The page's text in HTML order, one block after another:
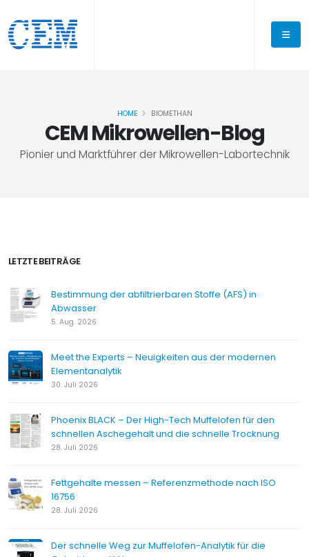
CEM Mikrowellen-Blog
Pionier und Marktführer der Mikrowellen-Labortechnik
HOME BIOMETHAN
LETZTE BEITRÄGE
Bestimmung der abfiltrierbaren Stoffe (AFS) in
Abwasser
5. Aug. 2026
Meet the Experts – Neuigkeiten aus der modernen
Elementanalytik
30. Juli 2026
Phoenix BLACK – Der High-Tech Muffelofen für den
schnellen Aschegehalt und die schnelle Trocknung
28. Juli 2026
Fettgehalte messen – Referenzmethode nach ISO
16756
28. Juli 2026
Der schnelle Weg zur Muffelofen-Analytik für die